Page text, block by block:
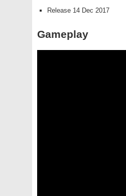
Release 14 Dec 2017
Gameplay